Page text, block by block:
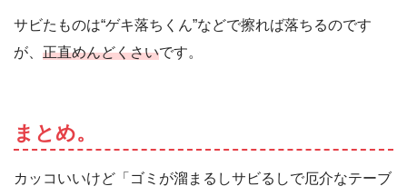
サビたものは“ゲキ落ちくん”などで擦れば落ちるのです
が、 正直めんどくさいです。
まとめ。
カッコいいけど「ゴミが溜まるしサビるしで厄介なテーブ